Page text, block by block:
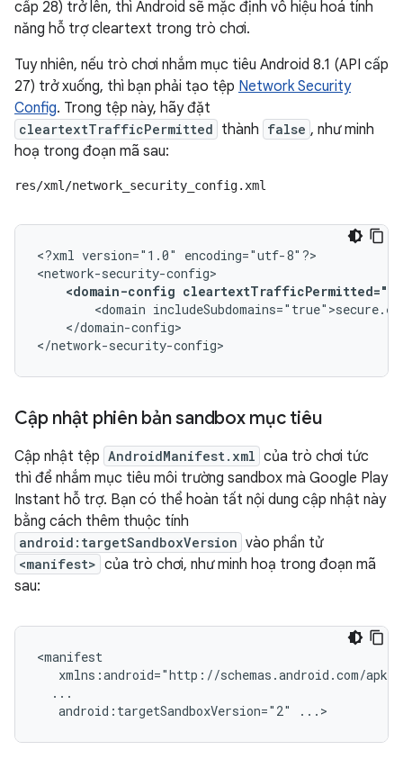
cấp 28) trở lên, thì Android sẽ mặc định vô hiệu hoá tính
năng hỗ trợ cleartext trong trò chơi.
Tuy nhiên, nếu trò chơi nhắm mục tiêu Android 8.1 (API cấp
27) trở xuống, thì bạn phải tạo tệp Network Security
Config. Trong tệp này, hãy đặt
cleartextTrafficPermitted thành false , như minh
hoạ trong đoạn mã sau:
res/xml/network_security_config.xml
<?xml version="1.0"
encoding="utf-8"?>
<domain-config
<domain
</domain-config>
</network-security-config>
Cập nhật phiên bản sandbox mục tiêu
Cập nhật tệp AndroidManifest.xml của trò chơi tức
thì để nhắm mục tiêu môi trường sandbox mà Google Play
Instant hỗ trợ. Bạn có thể hoàn tất nội dung cập nhật này
bằng cách thêm thuộc tính
android:targetSandboxVersion vào phần tử
<manifest> của trò chơi, như minh hoạ trong đoạn mã
sau:
android:targetSandboxVersion="2"